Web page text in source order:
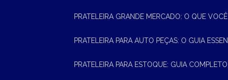
PRATELEIRA GRANDE MERCADO: O QUE
PRATELEIRA PARA AUTO PEÇAS: O GUIA
PRATELEIRA PARA ESTOQUE: GUIA